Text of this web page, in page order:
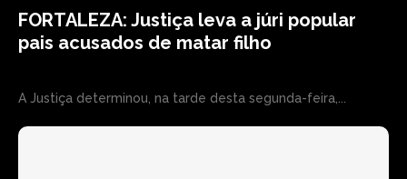
FORTALEZA: Justiça leva a júri popular
pais acusados de matar filho
A Justiça determinou, na tarde desta segunda-feira,...